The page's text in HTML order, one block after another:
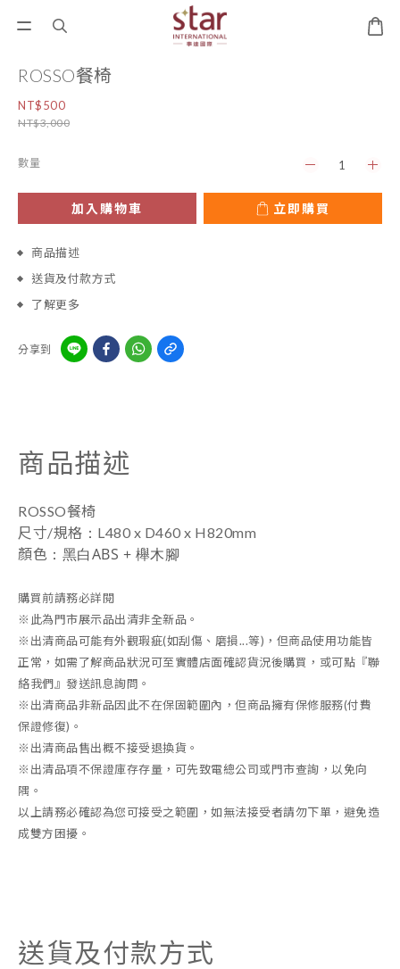
ROSSO餐椅
NT$500
NT$3,000
數量
加入購物車 立即購買
商品描述
送貨及付款方式
了解更多
分享到
商品描述
ROSSO餐椅
尺寸/規格 ： L480 x D460 x H820mm
顏色 ：黑白ABS + 櫸木腳
購買前請務必詳閱
※此為門市展示品出清非全新品。
※出清商品可能有外觀瑕疵(如刮傷、磨損...等)，但商品使用功能皆
正常，如需了解商品狀況可至實體店面確認貨況後購買，或可點『聯
絡我們』發送訊息詢問。
※出清商品非新品因此不在保固範圍內，但商品擁有保修服務(付費
保證修復)。
※出清商品售出概不接受退換貨。
※ 出清品項不保證庫存存量，可先致電總公司或門市查詢，以免向
隅。
以上請務必確認為您可接受之範圍，如無法接受者請勿下單，避免造
成雙方困擾。
送貨及付款方式